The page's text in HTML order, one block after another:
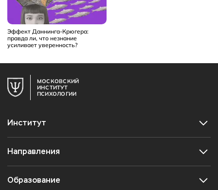
Эффект Даннинга-Крюгера:
правда ли, что незнание
усиливает уверенность?
МОСКОВСКИЙ
ИНСТИТУТ
ПСИХОЛОГИИ
Институт
Направления
Образование